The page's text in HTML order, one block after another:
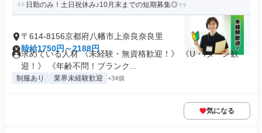
日勤のみ！土日祝休み♪10月末までの短期募集◎
〒614-8156京都府八幡市上奈良奈良里
時給1750円～2188円
求めている人材 《未経験・無資格歓迎！》 《U・Iターン歓
迎！》 《年齢不問！ブランク...
制服あり 業界未経験歓迎 +34個
気になる